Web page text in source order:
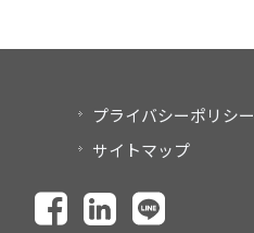
プライバシーポリシー
サイトマップ